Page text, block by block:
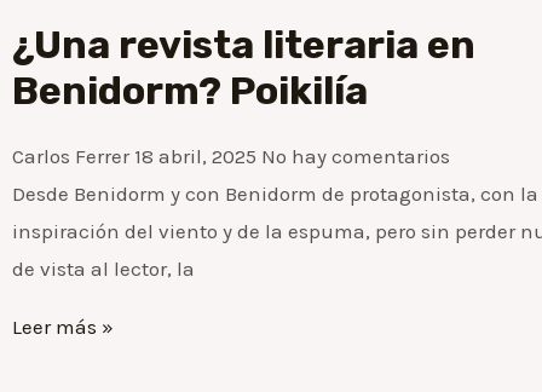
¿Una revista literaria en
Benidorm? Poikilía
Carlos Ferrer 18 abril, 2025 No hay comentarios
Desde Benidorm y con Benidorm de protagonista, con la
inspiración del viento y de la espuma, pero sin perder
de vista al lector, la
Leer más »